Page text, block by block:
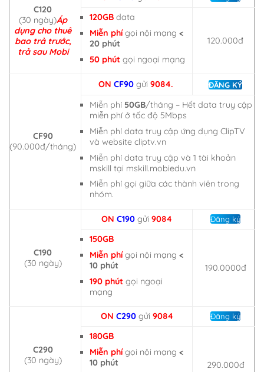
C120
(30 ngày)Áp
dụng cho thuê
bao trả trước,
trả sau Mobi
120GBdata
Miễn phí gọi nội mạng <
20 phút
50 phút gọi ngoại mạng
120.000đ
CF90
(90.000đ/tháng)
ON CF90 gửi 9084. ĐĂNG KÝ
Miễn phí 50GB/tháng – Hết data truy cập
miễn phí ở tốc độ 5Mbps
Miễn phí data truy cập ứng dụng ClipTV
và website cliptv.vn
Miễn phí data truy cập và 1 tài khoản
mskill tại mskill.mobiedu.vn
Miễn phí gọi giữa các thành viên trong
nhóm.
C190
(30 ngày)
ON C190 gửi 9084 Đăng ký
150GB
Miễn phígọi nội mạng<
10 phút
190 phút gọi ngoại
mạng
190.0000đ
C290
(30 ngày)
ON C290 gửi 9084 Đăng ký
180GB
Miễn phígọi nội mạng<
10 phút
290.000đ